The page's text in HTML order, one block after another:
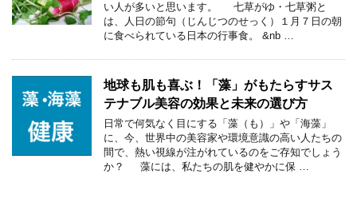
い人が多いと思います。 七草がゆ・七草粥と
は、人日の節句（じんじつのせっく）１月７日の朝
に食べられている日本の行事食。 &nb …
地球も肌も喜ぶ！「藻」がもたらすサス
テナブル美容の効果と未来の選び方
日常で何気なく目にする「藻（も）」や「海藻」
に、今、世界中の美容家や環境意識の高い人たちの
間で、熱い視線が注がれているのをご存知でしょう
か？ 藻には、私たちの肌を健やかに保 …